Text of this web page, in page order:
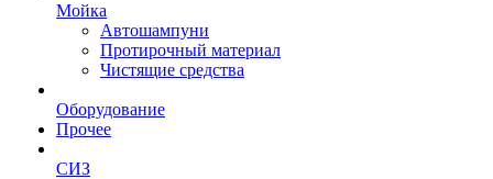
Мойка
Автошампуни
Протирочный материал
Чистящие средства
Оборудование
Прочее
СИЗ